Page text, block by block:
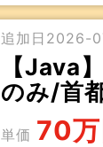
追加日2026-
【Java
のみ/首
単価 70万